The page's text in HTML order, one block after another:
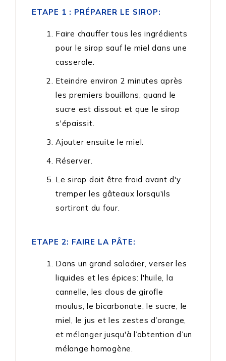
ETAPE 1 : PRÉPARER LE SIROP:
Faire chauffer tous les ingrédients
pour le sirop sauf le miel dans une
casserole.
Eteindre environ 2 minutes après
les premiers bouillons, quand le
sucre est dissout et que le sirop
s'épaissit.
Ajouter ensuite le miel.
Réserver.
Le sirop doit être froid avant d'y
tremper les gâteaux lorsqu'ils
sortiront du four.
ETAPE 2: FAIRE LA PÂTE:
Dans un grand saladier, verser les
liquides et les épices: l'huile, la
cannelle, les clous de girofle
moulus, le bicarbonate, le sucre, le
miel, le jus et les zestes d’orange,
et mélanger jusqu'à l’obtention d’un
mélange homogène.